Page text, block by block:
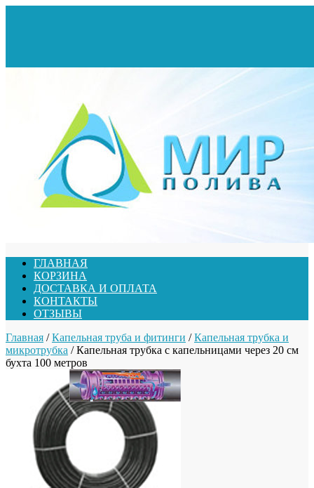
ГЛАВНАЯ
КОРЗИНА
ДОСТАВКА И ОПЛАТА
КОНТАКТЫ
ОТЗЫВЫ
Главная /Капельная труба и фитинги /Капельная трубка и
микротрубка / Капельная трубка с капельницами через 20 см
бухта 100 метров